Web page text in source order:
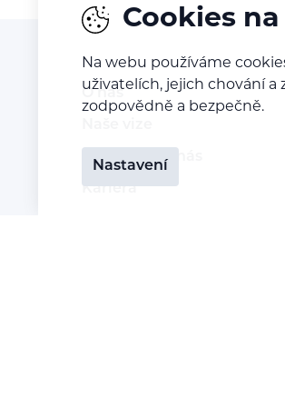
O nás
Kontaktujte nás
Kariéra
Cookies
Na webu používáme
uživatelích, jejich chování
zodpovědně a bezpečně.
Nastavení